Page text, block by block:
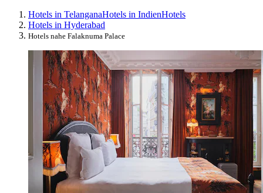
Hotels in TelanganaHotels in IndienHotels
Hotels in Hyderabad
Hotels nahe Falaknuma Palace